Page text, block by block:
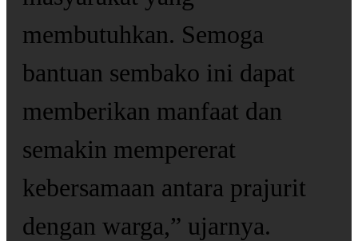
membutuhkan. Semoga
bantuan sembako ini dapat
memberikan manfaat dan
semakin mempererat
kebersamaan antara prajurit
dengan warga,” ujarnya.